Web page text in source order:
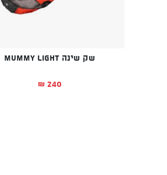
שק שינה MUMMY LIGHT
₪ 240